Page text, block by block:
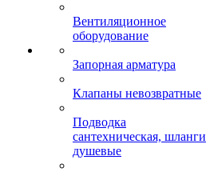
Вентиляционное
оборудование
Запорная арматура
Клапаны невозвратные
Подводка
сантехническая, шланги
душевые